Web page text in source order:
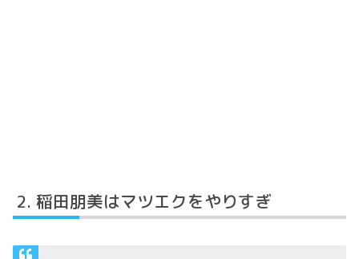
稲田朋美はマツエクをやりすぎ